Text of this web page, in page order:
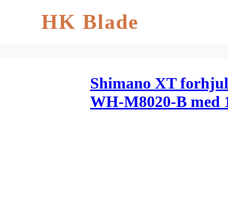
HK Blade
Shimano XT
WH-M8020-B med